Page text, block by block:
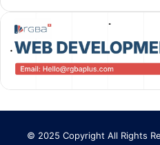
© 2025 Copyright All Rights